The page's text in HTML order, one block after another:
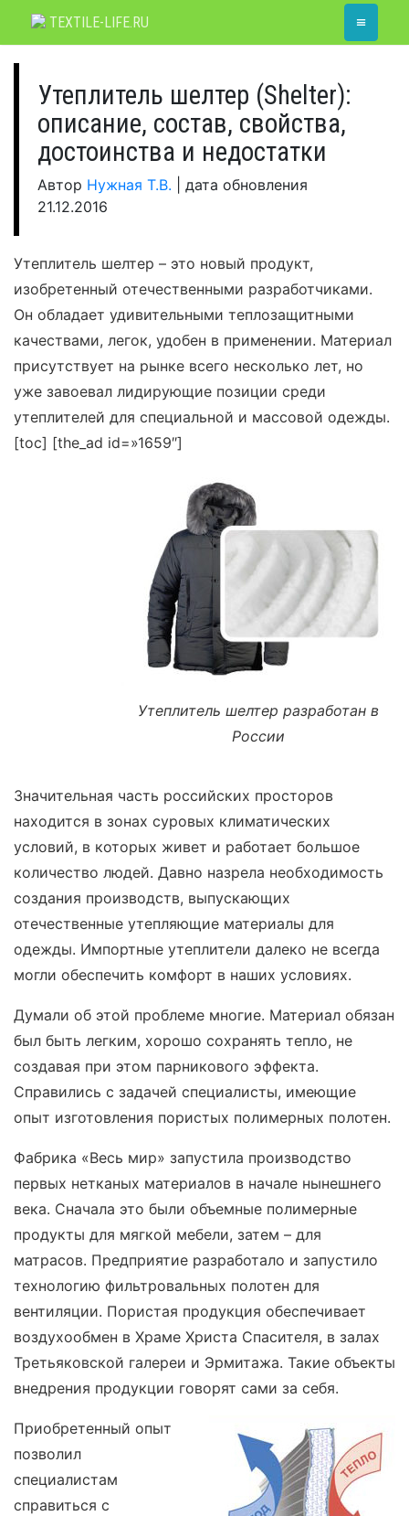
TEXTILE-LIFE.RU ≡
Утеплитель шелтер (Shelter):
описание, состав, свойства,
достоинства и недостатки
Автор Нужная Т.В.
дата обновления
21.12.2016
Утеплитель шелтер – это новый продукт,
изобретенный отечественными разработчиками.
Он обладает удивительными теплозащитными
качествами, легок, удобен в применении. Материал
присутствует на рынке всего несколько лет, но
уже завоевал лидирующие позиции среди
утеплителей для специальной и массовой одежды.
[toc] [the_ad id=»1659″]
Утеплитель шелтер разработан в
России
Значительная часть российских просторов
находится в зонах суровых климатических
условий, в которых живет и работает большое
количество людей. Давно назрела необходимость
создания производств, выпускающих
отечественные утепляющие материалы для
одежды. Импортные утеплители далеко не всегда
могли обеспечить комфорт в наших условиях.
Думали об этой проблеме многие. Материал обязан
был быть легким, хорошо сохранять тепло, не
создавая при этом парникового эффекта.
Справились с задачей специалисты, имеющие
опыт изготовления пористых полимерных полотен.
Фабрика «Весь мир» запустила производство
первых нетканых материалов в начале нынешнего
века. Сначала это были объемные полимерные
продукты для мягкой мебели, затем – для
матрасов. Предприятие разработало и запустило
технологию фильтровальных полотен для
вентиляции. Пористая продукция обеспечивает
воздухообмен в Храме Христа Спасителя, в залах
Третьяковской галереи и Эрмитажа. Такие объекты
внедрения продукции говорят сами за себя.
Приобретенный опыт
позволил
специалистам
справиться с